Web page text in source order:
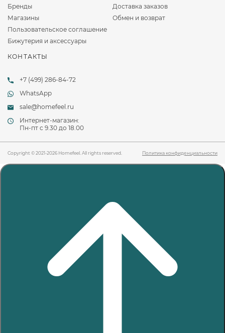
Бренды
Магазины
Пользовательское соглашение
Бижутерия и аксессуары
Доставка заказов
Обмен и возврат
КОНТАКТЫ
+7 (499) 286-84-72
WhatsApp
sale@homefeel.ru
Интернет-магазин:
Пн-пт c 9.30 до 18.00
Copyright © 2021-2026 Homefeel. All rights reserved. Политика конфиденциальности